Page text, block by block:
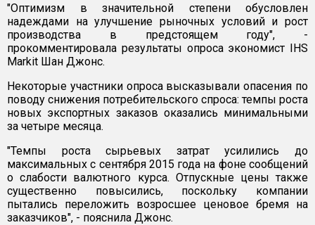
"Оптимизм в значительной степени обусловлен
надеждами на улучшение рыночных условий и рост
производства в предстоящем году", -
прокомментировала результаты опроса экономист IHS
Markit Шан Джонс.
Некоторые участники опроса высказывали опасения по
поводу снижения потребительского спроса: темпы роста
новых экспортных заказов оказались минимальными
за четыре месяца.
"Темпы роста сырьевых затрат усилились до
максимальных с сентября 2015 года на фоне сообщений
о слабости валютного курса. Отпускные цены также
существенно повысились, поскольку компании
пытались переложить возросшее ценовое бремя на
заказчиков", - пояснила Джонс.